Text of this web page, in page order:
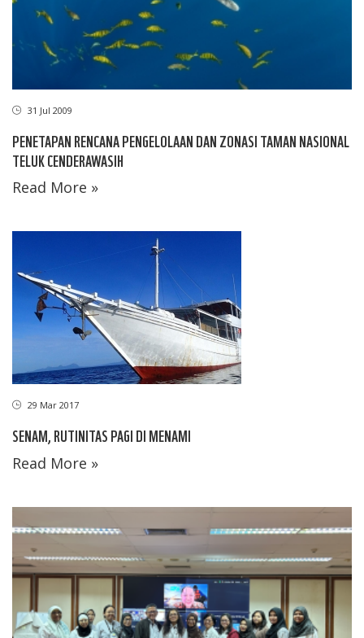
31 Jul 2009
PENETAPAN RENCANA PENGELOLAAN DAN ZONASI TAMAN NASIONAL
TELUK CENDERAWASIH
Read More »
29 Mar 2017
SENAM, RUTINITAS PAGI DI MENAMI
Read More »